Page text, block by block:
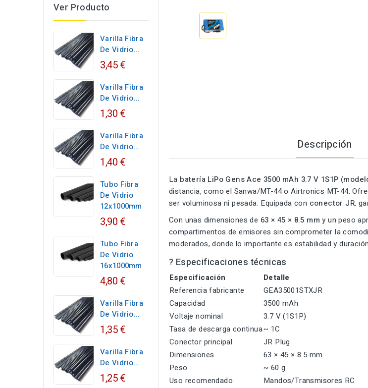
Ver Producto
Varilla Fibra
De Vidrio...
3,45 €
Varilla Fibra
De Vidrio...
1,30 €
Varilla Fibra
De Vidrio...
1,40 €
Tubo Fibra
De Vidrio
12x1000mm
3,90 €
Tubo Fibra
De Vidrio
16x1000mm
4,80 €
Varilla Fibra
De Vidrio...
1,35 €
Varilla Fibra
De Vidrio...
1,25 €
Descripción
La batería LiPo Gens Ace 3500 mAh 3.7 V 1S1P
distancia, como el Sanwa/MT-44 o Airtronics MT-44.
ser voluminosa ni pesada. Equipada con conector JR,
Con unas dimensiones de 63 × 45 × 8.5 mm y un peso
compartimentos de emisores sin comprometer la
moderados, donde lo importante es estabilidad y
? Especificaciones técnicas
Especificación
Detalle
Referencia fabricante
GEA35001STXJR
Capacidad
3500 mAh
Voltaje nominal
3.7 V (1S1P)
Tasa de descarga continua~ 1C
Conector principal
JR Plug
Dimensiones
63 × 45 × 8.5 mm
Peso
~ 60 g
Uso recomendado
Mandos/Transmisores RC